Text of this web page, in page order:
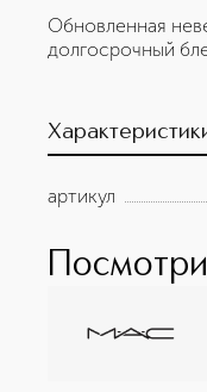
Обновленная
долгосрочный
артикул